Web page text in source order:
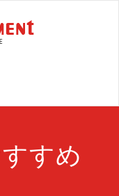
すめ